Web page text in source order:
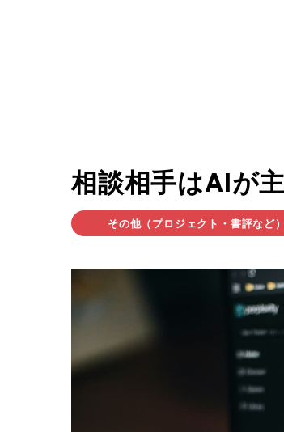
相談相手はAIが
その他（プロジェクト・書評など）